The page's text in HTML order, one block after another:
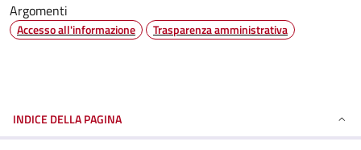
Argomenti
Accesso all'informazione Trasparenza amministrativa
INDICE DELLA PAGINA